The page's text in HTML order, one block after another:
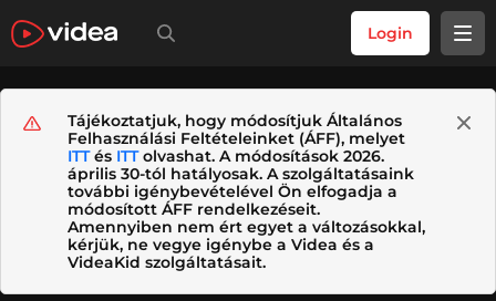
Login
Tájékoztatjuk, hogy módosítjuk Általános
Felhasználási Feltételeinket (ÁFF), melyet
ITTés ITTolvashat. A módosítások 2026.
április 30-tól hatályosak. A szolgáltatásaink
további igénybevételével Ön elfogadja a
módosított ÁFF rendelkezéseit.
Amennyiben nem ért egyet a változásokkal,
kérjük, ne vegye igénybe a Videa és a
VideaKid szolgáltatásait.